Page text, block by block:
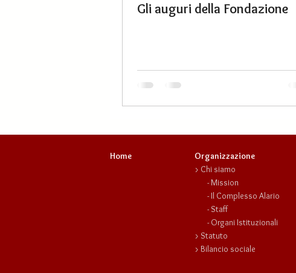
Gli auguri della Fondazione
Home
Organizzazione
> Chi siamo
-Mission
- Il Complesso Alario
- Staff
- Organi Istituzionali
> Statuto
> Bilancio sociale